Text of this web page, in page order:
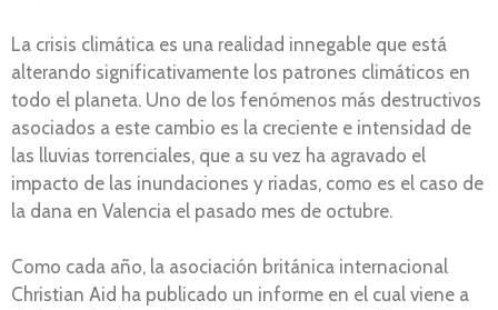
La crisis climática es una realidad innegable que está
alterando significativamente los patrones climáticos en
todo el planeta. Uno de los fenómenos más destructivos
asociados a este cambio es la creciente e intensidad de
las lluvias torrenciales, que a su vez ha agravado el
impacto de las inundaciones y riadas, como es el caso de
la dana en Valencia el pasado mes de octubre.
Como cada año, la asociación británica internacional
Christian Aid ha publicado un informe en el cual viene a